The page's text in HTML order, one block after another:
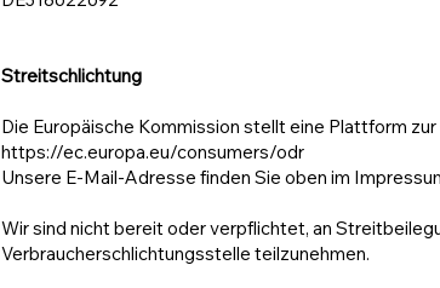
Streitschlichtung
Die Europäische Kommission stellt eine Plattform
https://ec.europa.eu/consumers/odr
Unsere E-Mail-Adresse finden Sie oben im
Wir sind nicht bereit oder verpflichtet, an
Verbraucherschlichtungsstelle teilzunehmen.